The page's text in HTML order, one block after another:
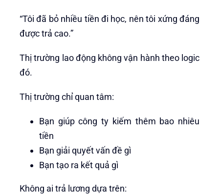
“Tôi đã bỏ nhiều tiền đi học, nên tôi xứng đáng
được trả cao.”
Thị trường lao động không vận hành theo logic
đó.
Thị trường chỉ quan tâm:
Bạn giúp công ty kiếm thêm bao nhiêu
tiền
Bạn giải quyết vấn đề gì
Bạn tạo ra kết quả gì
Không ai trả lương dựa trên: